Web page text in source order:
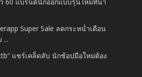
Super Sale ลดกระหน่ำเดือน
...
แชร์เคล็ดลับ นักช้อปมือใหม่ต้อง